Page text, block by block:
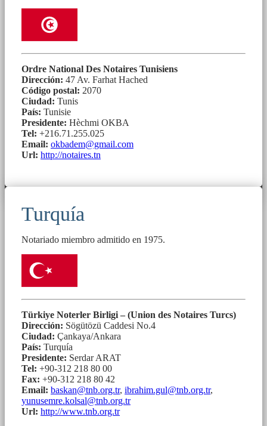
Ordre National Des Notaires Tunisiens
Dirección: 47 Av. Farhat Hached
Código postal: 2070
Ciudad: Tunis
País: Tunisie
Presidente: Hèchmi OKBA
Tel: +216.71.255.025
Email: okbadem@gmail.com
Url: http://notaires.tn
Turquía
Notariado miembro admitido en 1975.
Türkiye Noterler Birligi – (Union des Notaires Turcs)
Dirección: Sögütözü Caddesi No.4
Ciudad: Çankaya/Ankara
País: Turquía
Presidente: Serdar ARAT
Tel: +90-312 218 80 00
Fax: +90-312 218 80 42
Email: baskan@tnb.org.tr, ibrahim.gul@tnb.org.tr,
yunusemre.kolsal@tnb.org.tr
Url: http://www.tnb.org.tr